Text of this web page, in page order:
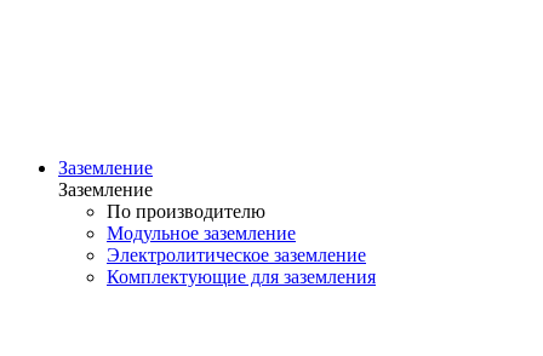
Заземление
Заземление
По производителю
Модульное заземление
Электролитическое заземление
Комплектующие для заземления